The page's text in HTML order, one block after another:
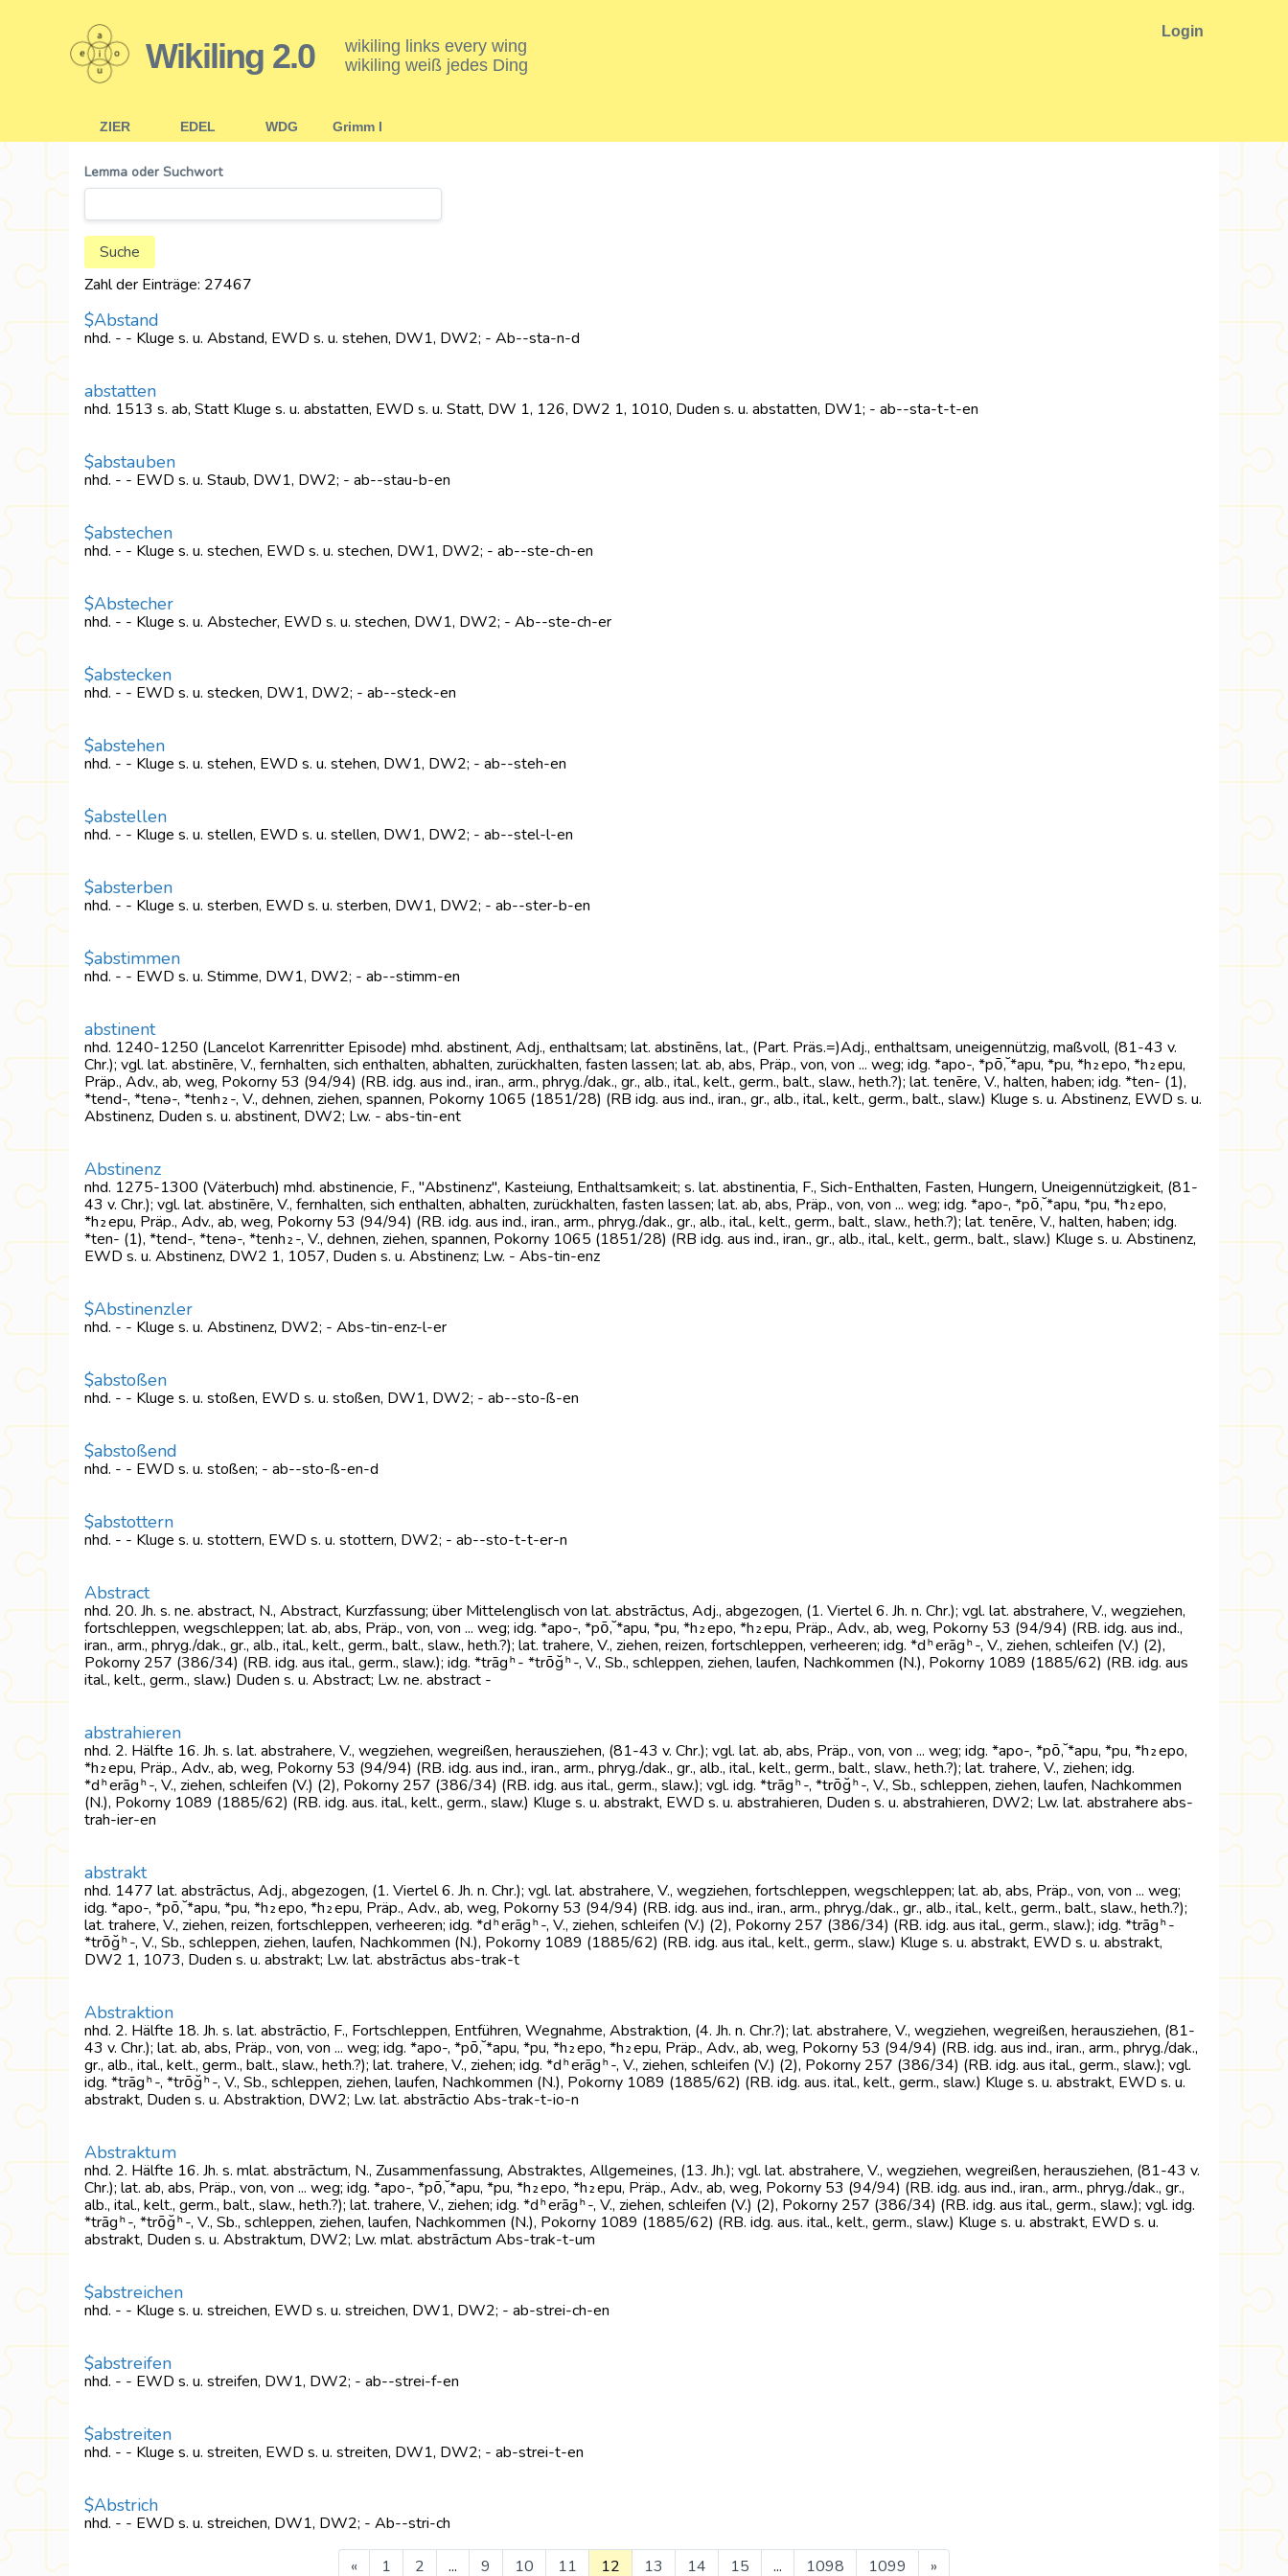
Wikiling 2.0
wikiling links every wing
wikiling weiß jedes Ding
Login
ZIER EDEL WDG Grimm I
Lemma oder Suchwort
Zahl der Einträge: 27467
$Abstand
nhd. - - Kluge s. u. Abstand, EWD s. u. stehen, DW1, DW2; - Ab--sta-n-d
abstatten
nhd. 1513 s. ab, Statt Kluge s. u. abstatten, EWD s. u. Statt, DW 1, 126, DW2 1, 1010, Duden s. u. abstatten, DW1; - ab--sta-t-t-en
$abstauben
nhd. - - EWD s. u. Staub, DW1, DW2; - ab--stau-b-en
$abstechen
nhd. - - Kluge s. u. stechen, EWD s. u. stechen, DW1, DW2; - ab--ste-ch-en
$Abstecher
nhd. - - Kluge s. u. Abstecher, EWD s. u. stechen, DW1, DW2; - Ab--ste-ch-er
$abstecken
nhd. - - EWD s. u. stecken, DW1, DW2; - ab--steck-en
$abstehen
nhd. - - Kluge s. u. stehen, EWD s. u. stehen, DW1, DW2; - ab--steh-en
$abstellen
nhd. - - Kluge s. u. stellen, EWD s. u. stellen, DW1, DW2; - ab--stel-l-en
$absterben
nhd. - - Kluge s. u. sterben, EWD s. u. sterben, DW1, DW2; - ab--ster-b-en
$abstimmen
nhd. - - EWD s. u. Stimme, DW1, DW2; - ab--stimm-en
abstinent
nhd. 1240-1250 (Lancelot Karrenritter Episode) mhd. abstinent, Adj., enthaltsam; lat. abstinēns, lat., (Part. Präs.=)Adj., enthaltsam, uneigennützig, maßvoll, (81-43 v.
Chr.); vgl. lat. abstinēre, V., fernhalten, sich enthalten, abhalten, zurückhalten, fasten lassen; lat. ab, abs, Präp., von, von ... weg; idg. *apo-, *pō̆, *apu, *pu, *h₂epo, *h₂epu,
Präp., Adv., ab, weg, Pokorny 53 (94/94) (RB. idg. aus ind., iran., arm., phryg./dak., gr., alb., ital., kelt., germ., balt., slaw., heth.?); lat. tenēre, V., halten, haben; idg. *ten- (1),
*tend-, *tenə-, *tenh₂-, V., dehnen, ziehen, spannen, Pokorny 1065 (1851/28) (RB idg. aus ind., iran., gr., alb., ital., kelt., germ., balt., slaw.) Kluge s. u. Abstinenz, EWD s. u.
Abstinenz, Duden s. u. abstinent, DW2; Lw. - abs-tin-ent
Abstinenz
nhd. 1275-1300 (Väterbuch) mhd. abstinencie, F., "Abstinenz", Kasteiung, Enthaltsamkeit; s. lat. abstinentia, F., Sich-Enthalten, Fasten, Hungern, Uneigennützigkeit, (81-
43 v. Chr.); vgl. lat. abstinēre, V., fernhalten, sich enthalten, abhalten, zurückhalten, fasten lassen; lat. ab, abs, Präp., von, von ... weg; idg. *apo-, *pō̆, *apu, *pu, *h₂epo,
*h₂epu, Präp., Adv., ab, weg, Pokorny 53 (94/94) (RB. idg. aus ind., iran., arm., phryg./dak., gr., alb., ital., kelt., germ., balt., slaw., heth.?); lat. tenēre, V., halten, haben; idg.
*ten- (1), *tend-, *tenə-, *tenh₂-, V., dehnen, ziehen, spannen, Pokorny 1065 (1851/28) (RB idg. aus ind., iran., gr., alb., ital., kelt., germ., balt., slaw.) Kluge s. u. Abstinenz,
EWD s. u. Abstinenz, DW2 1, 1057, Duden s. u. Abstinenz; Lw. - Abs-tin-enz
$Abstinenzler
nhd. - - Kluge s. u. Abstinenz, DW2; - Abs-tin-enz-l-er
$abstoßen
nhd. - - Kluge s. u. stoßen, EWD s. u. stoßen, DW1, DW2; - ab--sto-ß-en
$abstoßend
nhd. - - EWD s. u. stoßen; - ab--sto-ß-en-d
$abstottern
nhd. - - Kluge s. u. stottern, EWD s. u. stottern, DW2; - ab--sto-t-t-er-n
Abstract
nhd. 20. Jh. s. ne. abstract, N., Abstract, Kurzfassung; über Mittelenglisch von lat. abstrāctus, Adj., abgezogen, (1. Viertel 6. Jh. n. Chr.); vgl. lat. abstrahere, V., wegziehen,
fortschleppen, wegschleppen; lat. ab, abs, Präp., von, von ... weg; idg. *apo-, *pō̆, *apu, *pu, *h₂epo, *h₂epu, Präp., Adv., ab, weg, Pokorny 53 (94/94) (RB. idg. aus ind.,
iran., arm., phryg./dak., gr., alb., ital., kelt., germ., balt., slaw., heth.?); lat. trahere, V., ziehen, reizen, fortschleppen, verheeren; idg. *dʰerāgʰ-, V., ziehen, schleifen (V.) (2),
Pokorny 257 (386/34) (RB. idg. aus ital., germ., slaw.); idg. *trāgʰ- *trō̆gʰ-, V., Sb., schleppen, ziehen, laufen, Nachkommen (N.), Pokorny 1089 (1885/62) (RB. idg. aus
ital., kelt., germ., slaw.) Duden s. u. Abstract; Lw. ne. abstract -
abstrahieren
nhd. 2. Hälfte 16. Jh. s. lat. abstrahere, V., wegziehen, wegreißen, herausziehen, (81-43 v. Chr.); vgl. lat. ab, abs, Präp., von, von ... weg; idg. *apo-, *pō̆, *apu, *pu, *h₂epo,
*h₂epu, Präp., Adv., ab, weg, Pokorny 53 (94/94) (RB. idg. aus ind., iran., arm., phryg./dak., gr., alb., ital., kelt., germ., balt., slaw., heth.?); lat. trahere, V., ziehen; idg.
*dʰerāgʰ-, V., ziehen, schleifen (V.) (2), Pokorny 257 (386/34) (RB. idg. aus ital., germ., slaw.); vgl. idg. *trāgʰ-, *trō̆gʰ-, V., Sb., schleppen, ziehen, laufen, Nachkommen
(N.), Pokorny 1089 (1885/62) (RB. idg. aus. ital., kelt., germ., slaw.) Kluge s. u. abstrakt, EWD s. u. abstrahieren, Duden s. u. abstrahieren, DW2; Lw. lat. abstrahere abs-
trah-ier-en
abstrakt
nhd. 1477 lat. abstrāctus, Adj., abgezogen, (1. Viertel 6. Jh. n. Chr.); vgl. lat. abstrahere, V., wegziehen, fortschleppen, wegschleppen; lat. ab, abs, Präp., von, von ... weg;
idg. *apo-, *pō̆, *apu, *pu, *h₂epo, *h₂epu, Präp., Adv., ab, weg, Pokorny 53 (94/94) (RB. idg. aus ind., iran., arm., phryg./dak., gr., alb., ital., kelt., germ., balt., slaw., heth.?);
lat. trahere, V., ziehen, reizen, fortschleppen, verheeren; idg. *dʰerāgʰ-, V., ziehen, schleifen (V.) (2), Pokorny 257 (386/34) (RB. idg. aus ital., germ., slaw.); idg. *trāgʰ-
*trō̆gʰ-, V., Sb., schleppen, ziehen, laufen, Nachkommen (N.), Pokorny 1089 (1885/62) (RB. idg. aus ital., kelt., germ., slaw.) Kluge s. u. abstrakt, EWD s. u. abstrakt,
DW2 1, 1073, Duden s. u. abstrakt; Lw. lat. abstrāctus abs-trak-t
Abstraktion
nhd. 2. Hälfte 18. Jh. s. lat. abstrāctio, F., Fortschleppen, Entführen, Wegnahme, Abstraktion, (4. Jh. n. Chr.?); lat. abstrahere, V., wegziehen, wegreißen, herausziehen, (81-
43 v. Chr.); lat. ab, abs, Präp., von, von ... weg; idg. *apo-, *pō̆, *apu, *pu, *h₂epo, *h₂epu, Präp., Adv., ab, weg, Pokorny 53 (94/94) (RB. idg. aus ind., iran., arm., phryg./dak.,
gr., alb., ital., kelt., germ., balt., slaw., heth.?); lat. trahere, V., ziehen; idg. *dʰerāgʰ-, V., ziehen, schleifen (V.) (2), Pokorny 257 (386/34) (RB. idg. aus ital., germ., slaw.); vgl.
idg. *trāgʰ-, *trō̆gʰ-, V., Sb., schleppen, ziehen, laufen, Nachkommen (N.), Pokorny 1089 (1885/62) (RB. idg. aus. ital., kelt., germ., slaw.) Kluge s. u. abstrakt, EWD s. u.
abstrakt, Duden s. u. Abstraktion, DW2; Lw. lat. abstrāctio Abs-trak-t-io-n
Abstraktum
nhd. 2. Hälfte 16. Jh. s. mlat. abstrāctum, N., Zusammenfassung, Abstraktes, Allgemeines, (13. Jh.); vgl. lat. abstrahere, V., wegziehen, wegreißen, herausziehen, (81-43 v.
Chr.); lat. ab, abs, Präp., von, von ... weg; idg. *apo-, *pō̆, *apu, *pu, *h₂epo, *h₂epu, Präp., Adv., ab, weg, Pokorny 53 (94/94) (RB. idg. aus ind., iran., arm., phryg./dak., gr.,
alb., ital., kelt., germ., balt., slaw., heth.?); lat. trahere, V., ziehen; idg. *dʰerāgʰ-, V., ziehen, schleifen (V.) (2), Pokorny 257 (386/34) (RB. idg. aus ital., germ., slaw.); vgl. idg.
*trāgʰ-, *trō̆gʰ-, V., Sb., schleppen, ziehen, laufen, Nachkommen (N.), Pokorny 1089 (1885/62) (RB. idg. aus. ital., kelt., germ., slaw.) Kluge s. u. abstrakt, EWD s. u.
abstrakt, Duden s. u. Abstraktum, DW2; Lw. mlat. abstrāctum Abs-trak-t-um
$abstreichen
nhd. - - Kluge s. u. streichen, EWD s. u. streichen, DW1, DW2; - ab-strei-ch-en
$abstreifen
nhd. - - EWD s. u. streifen, DW1, DW2; - ab--strei-f-en
$abstreiten
nhd. - - Kluge s. u. streiten, EWD s. u. streiten, DW1, DW2; - ab-strei-t-en
$Abstrich
nhd. - - EWD s. u. streichen, DW1, DW2; - Ab--stri-ch
« 1 2 ... 9 10 11 12 13 14 15 ... 1098 1099 »